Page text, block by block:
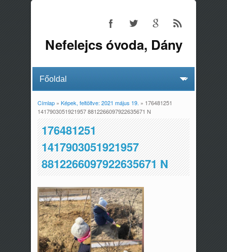
Nefelejcs óvoda, Dány
Jelenlegi hely
Címlap» Képek, feltöltve: 2021 május 19. » 176481251
1417903051921957 8812266097922635671 N
176481251
1417903051921957
8812266097922635671 N